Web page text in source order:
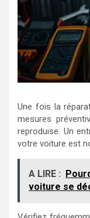
Une fois la
mesures
reproduise. Un
votre voiture est
A LIRE :
voiture se